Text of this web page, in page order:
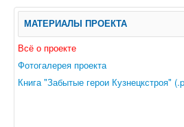
МАТЕРИАЛЫ ПРОЕКТА
Всё о проекте
Фотогалерея проекта
Книга "Забытые герои Кузнецкстроя"